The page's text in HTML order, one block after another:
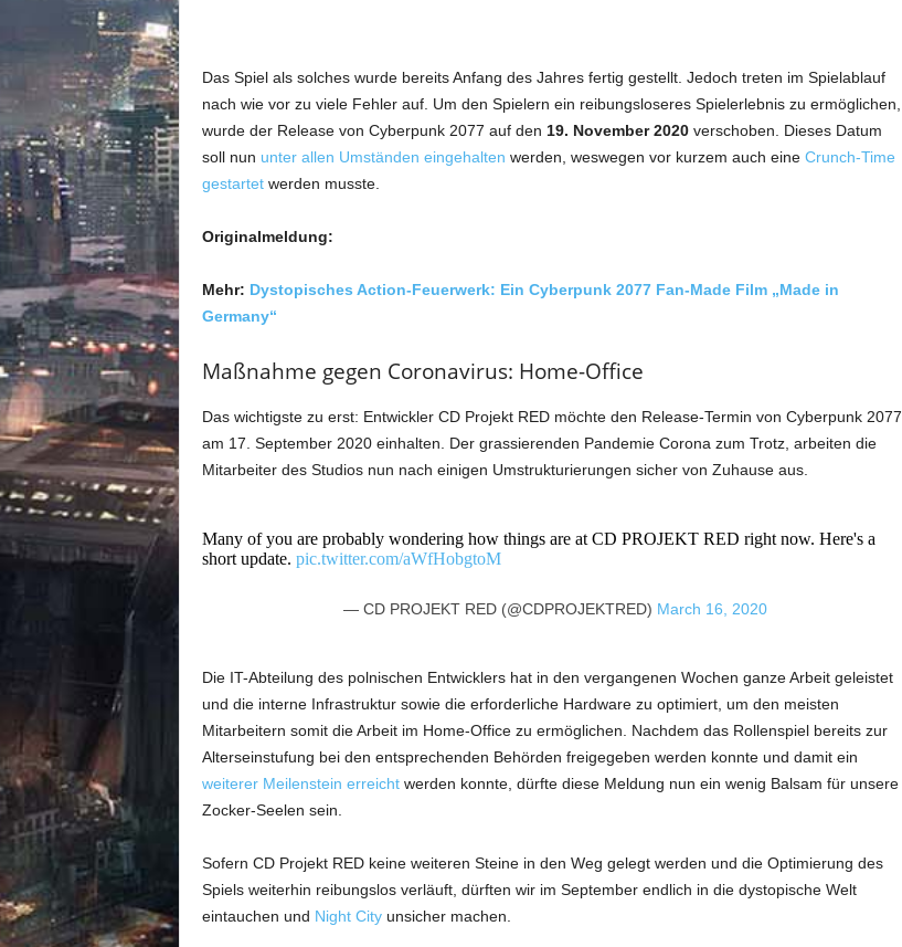
r
p
u
n
k
2
0
7
Das Spiel als solches wurde bereits Anfang des Jahres fertig gestellt. Jedoch treten im Spielablauf
nach wie vor zu viele Fehler auf. Um den Spielern ein reibungsloseres Spielerlebnis zu ermöglichen,
wurde der Release von Cyberpunk 2077 auf den 19. November 2020verschoben. Dieses Datum
soll nun unter allen Umständen eingehalten werden, weswegen vor kurzem auch eine Crunch-Time
gestartetwerden musste.
Originalmeldung:
Mehr: Dystopisches Action-Feuerwerk: Ein Cyberpunk 2077 Fan-Made Film „Made in
Germany“
Maßnahme gegen Coronavirus: Home-Office
Das wichtigste zu erst: Entwickler CD Projekt RED möchte den Release-Termin von Cyberpunk 2077
am 17. September 2020 einhalten. Der grassierenden Pandemie Corona zum Trotz, arbeiten die
Mitarbeiter des Studios nun nach einigen Umstrukturierungen sicher von Zuhause aus.
Many of you are probably wondering how things are at CD PROJEKT RED right now. Here's a
short update. pic.twitter.com/aWfHobgtoM
— CD PROJEKT RED (@CDPROJEKTRED) March 16, 2020
Die IT-Abteilung des polnischen Entwicklers hat in den vergangenen Wochen ganze Arbeit geleistet
und die interne Infrastruktur sowie die erforderliche Hardware zu optimiert, um den meisten
Mitarbeitern somit die Arbeit im Home-Office zu ermöglichen. Nachdem das Rollenspiel bereits zur
Alterseinstufung bei den entsprechenden Behörden freigegeben werden konnte und damit ein
weiterer Meilenstein erreichtwerden konnte, dürfte diese Meldung nun ein wenig Balsam für unsere
Zocker-Seelen sein.
Sofern CD Projekt RED keine weiteren Steine in den Weg gelegt werden und die Optimierung des
Spiels weiterhin reibungslos verläuft, dürften wir im September endlich in die dystopische Welt
eintauchen und Night Cityunsicher machen.